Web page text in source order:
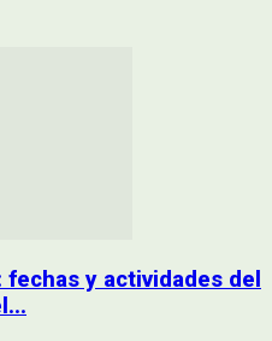
fechas y actividades del